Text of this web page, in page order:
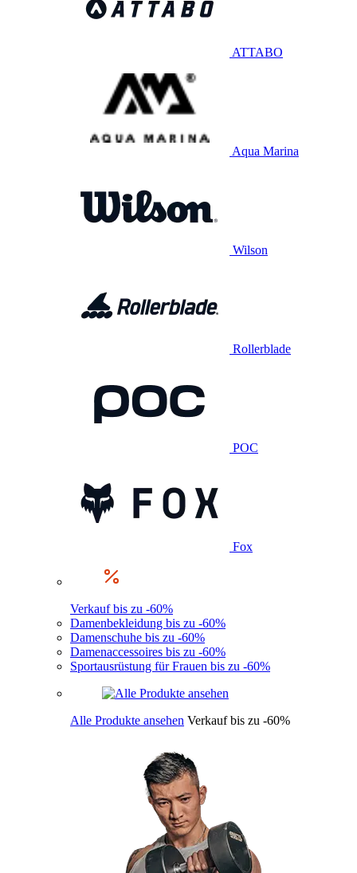
ATTABO
Aqua Marina
Wilson
Rollerblade
POC
Fox
Verkauf bis zu -60%
Damenbekleidung bis zu -60%
Damenschuhe bis zu -60%
Damenaccessoires bis zu -60%
Sportausrüstung für Frauen bis zu -60%
Alle Produkte ansehen Verkauf bis zu -60%